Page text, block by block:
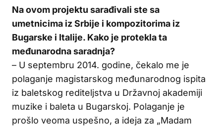
Na ovom projektu sarađivali ste sa
umetnicima iz Srbije i kompozitorima iz
Bugarske i Italije. Kako je protekla ta
međunarodna saradnja?
– U septembru 2014. godine, čekalo me je
polaganje magistarskog međunarodnog ispita
iz baletskog rediteljstva u Državnoj akademiji
muzike i baleta u Bugarskoj. Polaganje je
prošlo veoma uspešno, a ideja za „Madam